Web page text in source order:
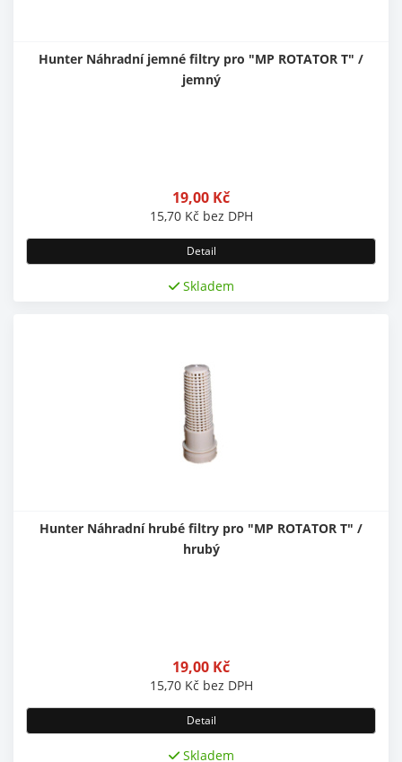
Hunter Náhradní jemné filtry pro "MP ROTATOR T" /
jemný
19,00 Kč
15,70 Kč bez DPH
Detail
Skladem
Hunter Náhradní hrubé filtry pro "MP ROTATOR T" /
hrubý
19,00 Kč
15,70 Kč bez DPH
Detail
Skladem